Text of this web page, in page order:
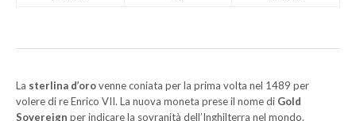
La sterlina d’orovenne coniata per la prima volta nel 1489 per
volere di re Enrico VII. La nuova moneta prese il nome di Gold
Sovereign per indicare la sovranità dell’Inghilterra nel mondo.